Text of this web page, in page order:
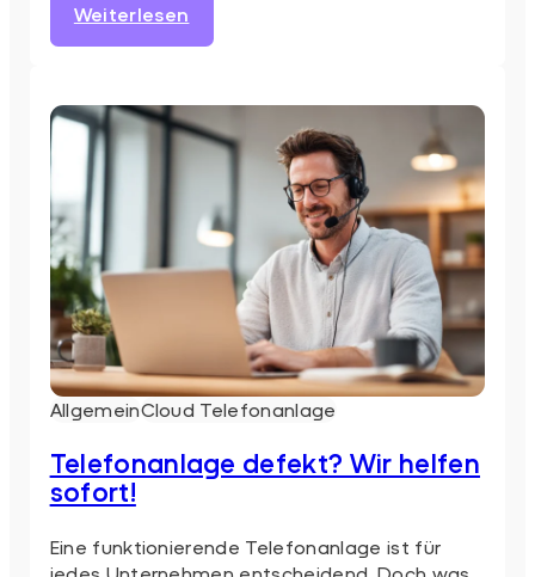
Weiterlesen
Die
KI
in
modernen
Telefonanlagen
AllgemeinCloud Telefonanlage
Telefonanlage defekt? Wir helfen
sofort!
Eine funktionierende Telefonanlage ist für